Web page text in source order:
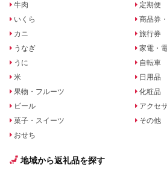
牛肉
いくら
カニ
うなぎ
うに
米
果物・フルーツ
ビール
菓子・スイーツ
おせち
定期便
商品券
旅行券
家電・
自転車
日用品
化粧品
アクセ
その他
地域から返礼品を探す